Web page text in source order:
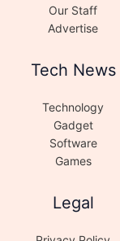
Our Staff
Advertise
Tech News
Technology
Gadget
Software
Games
Legal